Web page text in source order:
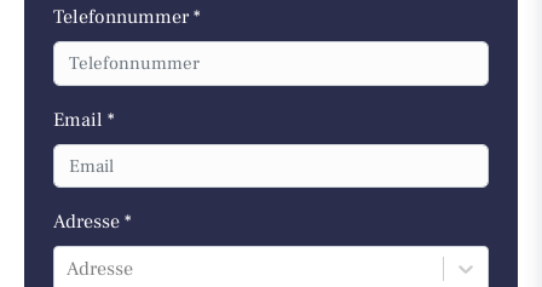
Telefonnummer *
Email *
Adresse *
Adresse